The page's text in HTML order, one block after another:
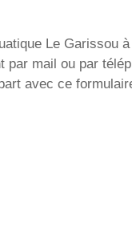
Le
mail ou par
avec ce